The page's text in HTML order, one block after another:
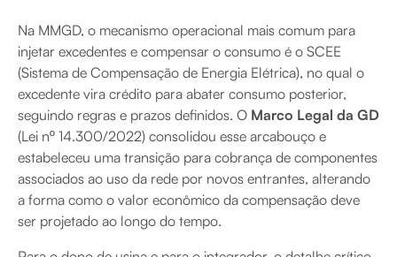
Na MMGD, o mecanismo operacional mais comum para
injetar excedentes e compensar o consumo é o SCEE
(Sistema de Compensação de Energia Elétrica), no qual o
excedente vira crédito para abater consumo posterior,
seguindo regras e prazos definidos. O Marco Legal da GD
(Lei nº 14.300/2022) consolidou esse arcabouço e
estabeleceu uma transição para cobrança de componentes
associados ao uso da rede por novos entrantes, alterando
a forma como o valor econômico da compensação deve
ser projetado ao longo do tempo.